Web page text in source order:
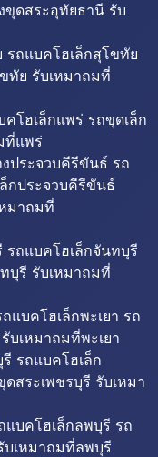
ขุดสระอุทัยธานี รับ
รถแบคโฮเล็กสุโขทัย
ทัย รับเหมาถมที่
โฮเล็กแพร่ รถขุดเล็ก
ที่แพร่
ประจวบคีรีขันธ์ รถ
กประจวบคีรีขันธ์
มาถมที่
รถแบคโฮเล็กจันทบุรี
บุรี รับเหมาถมที่
แบคโฮเล็กพะเยา รถ
บเหมาถมที่พะเยา
รถแบคโฮเล็ก
ดสระเพชรบุรี รับเหมา
บคโฮเล็กลพบุรี รถ
บเหมาถมที่ลพบุรี